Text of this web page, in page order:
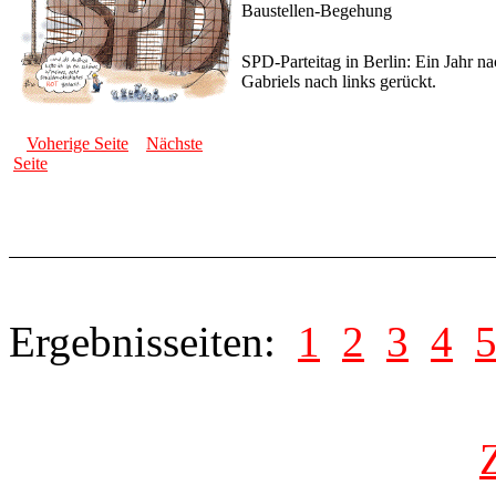
Baustellen-Begehung
SPD-Parteitag in Berlin: Ein Jahr
Gabriels nach links gerückt.
Voherige Seite
Nächste
Seite
Ergebnisseiten: 1 2 3 4 5